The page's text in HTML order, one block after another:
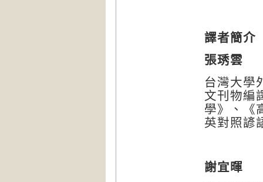
譯者簡介
張琇雲
台灣大學
文刊物編
學》、《
英對照諺
謝宜暉